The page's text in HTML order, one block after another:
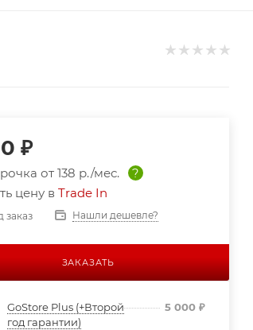
₽
от 138 р./мес.
?
цену в Trade In
заказ Нашли дешевле?
ЗАКАЗАТЬ
GoStore Plus (+Второй
год гарантии)
5 000₽